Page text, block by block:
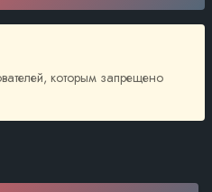
которым запрещено